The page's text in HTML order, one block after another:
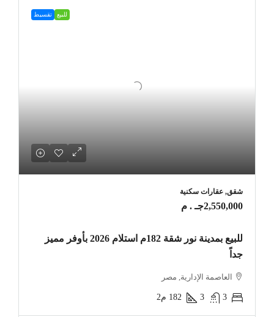
للبيع تقسيط
شقق, عقارات سكنية
2,550,000جـ . م
للبيع بمدينة نور شقة 182م استلام 2026 بأوفر مميز
جداً
العاصمة الإدارية, مصر
3
3
182 م2